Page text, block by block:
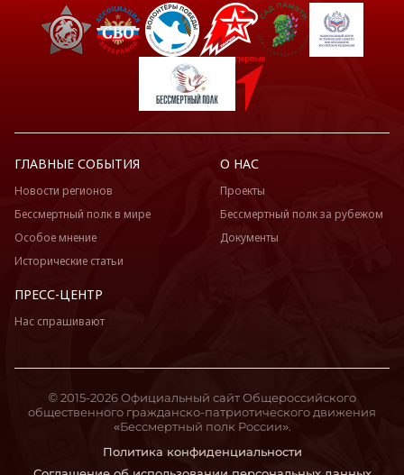
ГЛАВНЫЕ СОБЫТИЯ
Новости регионов
Бессмертный полк в мире
Особое мнение
Исторические статьи
О НАС
Проекты
Бессмертный полк за рубежом
Документы
ПРЕСС-ЦЕНТР
Нас спрашивают
Политика конфиденциальности
© 2015-2026 Официальный сайт Общероссийского
общественного гражданско-патриотического движения
«Бессмертный полк России».